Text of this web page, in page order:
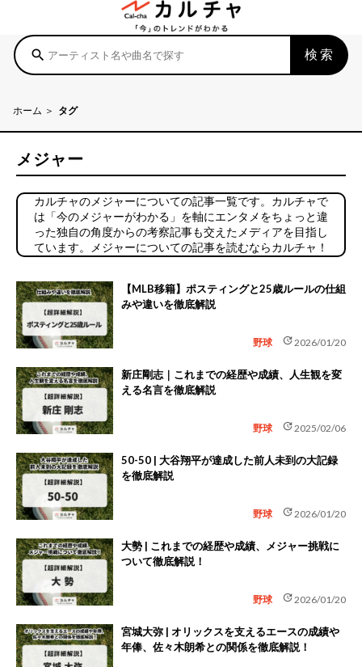
search 検索
ホーム タグ
メジャー
カルチャのメジャーについての記事一覧です。カルチャで
は「今のメジャーがわかる」を軸にエンタメをちょっと違
った独自の角度からの考察記事も交えたメディアを目指し
ています。メジャーについての記事を読むならカルチャ！
【MLB移籍】ポスティングと25歳ルールの仕組
みや違いを徹底解説
野球 update2026/01/20
新庄剛志｜これまでの経歴や成績、人生観を変
える名言を徹底解説
野球 update2025/02/06
50-50 | 大谷翔平が達成した前人未到の大記録
を徹底解説
野球 update2026/01/20
大勢 | これまでの経歴や成績、メジャー挑戦に
ついて徹底解説！
野球 update2026/01/20
宮城大弥 | オリックスを支えるエースの成績や
年俸、佐々木朗希との関係を徹底解説！